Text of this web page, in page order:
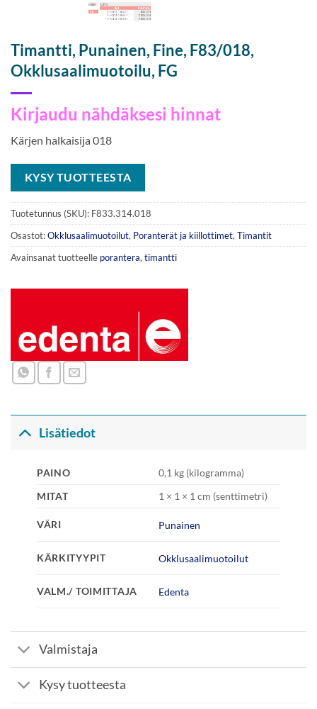
Timantti, Punainen, Fine, F83/018,
Okklusaalimuotoilu, FG
Kirjaudu nähdäksesi hinnat
Kärjen halkaisija 018
KYSY TUOTTEESTA
Tuotetunnus (SKU): F833.314.018
Osastot:Okklusaalimuotoilut, Poranterät ja kiillottimet,Timantit
Avainsanat tuotteelle porantera,timantti
Lisätiedot
PAINO
0,1 kg (kilogramma)
MITAT
1 × 1 × 1 cm (senttimetri)
VÄRI Punainen
KÄRKITYYPIT Okklusaalimuotoilut
VALM./ TOIMITTAJA Edenta
Valmistaja
Kysy tuotteesta